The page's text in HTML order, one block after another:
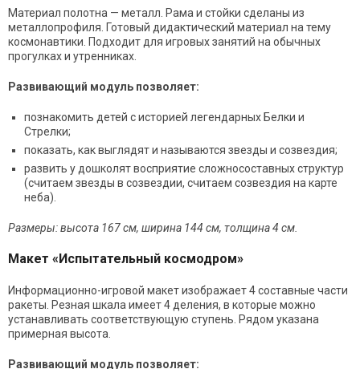
Материал полотна — металл. Рама и стойки сделаны из
металлопрофиля. Готовый дидактический материал на тему
космонавтики. Подходит для игровых занятий на обычных
прогулках и утренниках.
Развивающий модуль позволяет:
познакомить детей с историей легендарных Белки и
Стрелки;
показать, как выглядят и называются звезды и созвездия;
развить у дошколят восприятие сложносоставных структур
(считаем звезды в созвездии, считаем созвездия на карте
неба).
Размеры: высота 167 см, ширина 144 см, толщина 4 см.
Макет «Испытательный космодром»
Информационно-игровой макет изображает 4 составные части
ракеты. Резная шкала имеет 4 деления, в которые можно
устанавливать соответствующую ступень. Рядом указана
примерная высота.
Развивающий модуль позволяет: